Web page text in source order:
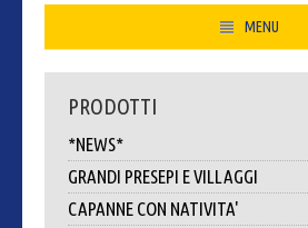
MENU
HOME
DOVE SIAMO
PRODOTTI
*NEWS*
GRANDI PRESEPI E VILLAGGI
CAPANNE CON NATIVITA'